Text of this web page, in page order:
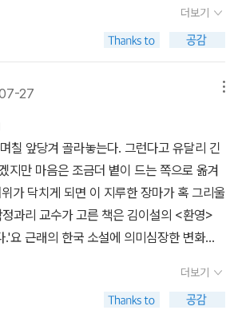
의 혼잡성은 다른 사람들의 성공과 실패를 관
보의 지속적 흐름을 창조한다. 19세기 파
로를 찾아냈고 20세기 시카고에서 벨루시와
내듯이 대도시에서 사람들은 취향을 공유
있다. 도시는 관찰, 청취, 학습을 더이게 할
질적인 특징은 다른 사람들로부터 배울 수
시는 우리를 더 인간답게 만들어준다.5. 도
투자하면 두 가지 성과를 얻는다. 학생들이
되면서 결과적으로 학교를 더 생산적으로만
더 좋은 교육을 받은 부모들을 끌어들이고,
바로 더 생산적으로 만든다. 똑똑한 도시를
능력 있는 사람들을 끌어모아서 훈련시키는
. 뉴욕, 뭄바이, 런던의 주택 수요는 계속해
that are unable easily to expand th
more segregated, have higher co
educated workforces.Fragmentati
reasons that many cities are poor at
을 만든 플레이어들의 이야기. 자신이 원하는
상이 꼭 필요로 하는 가치를 발견하고 제공
것은 물론 성공적인 삶을 누리고 있는 사
나의 단어로 규정하기 힘든 이 새로운 경제
'라고 부른다.정치, 경제, 군사 분야의 세계적
더이자 국제정세 분석가 조지 프리드먼이
의 세계 권력이동 예측서. 9/11테러로부터
이 막을 내리고 있다. 전쟁과 혼란으로 가득
변화될 것인가? 미국은 과연 테러리즘의 덫
중국은 과연 세계 최대의 패권국가로 부상
일 3강체제, 힘의 균형은 누가 장악할 것인
뛰어난 정보 분석력을 바탕으로 전 세계 힘의
측한다팍스아메리카나의 종언을 예견한
더보기
27
칠 앞당겨 골라놓는다. 그런다고 유달리 긴
지만 마음은 조금더 볕이 드는 쪽으로 옮겨
가 닥치게 되면 이 지루한 장마가 혹 그리울
과리 교수가 고른 책은 김이설의 <환영>
요 근래의 한국 소설에 의미심장한 변화가
하에 그런 경향을 주도한 작가 중 하나로김
달에 이 자리에서 골라놓았으니 따로 덧붙
더보기